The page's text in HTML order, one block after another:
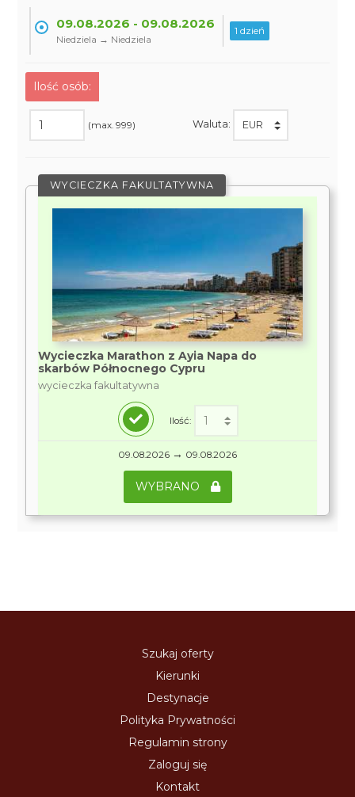
09.08.2026 - 09.08.2026
Niedziela → Niedziela
1 dzień
Ilość osób:
(max. 999) Waluta:
WYCIECZKA FAKULTATYWNA
Wycieczka Marathon z Ayia Napa do
skarbów Północnego Cypru
wycieczka fakultatywna
Ilość:
09.08.2026 → 09.08.2026
WYBRANO
Szukaj oferty
Kierunki
Destynacje
Polityka Prywatności
Regulamin strony
Zaloguj się
Kontakt